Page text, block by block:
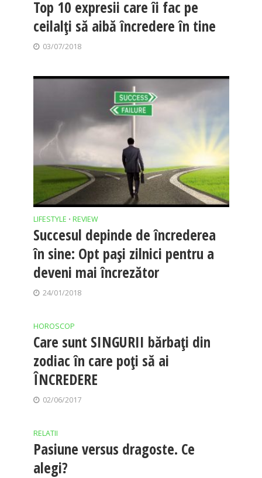
Top 10 expresii care îi fac pe
ceilalți să aibă încredere în tine
03/07/2018
LIFESTYLE • REVIEW
Succesul depinde de încrederea
în sine: Opt pași zilnici pentru a
deveni mai încrezător
24/01/2018
HOROSCOP
Care sunt SINGURII bărbați din
zodiac în care poți să ai
ÎNCREDERE
02/06/2017
RELATII
Pasiune versus dragoste. Ce
alegi?